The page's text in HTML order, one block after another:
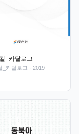
_카달로그
_카달로그 · 2019